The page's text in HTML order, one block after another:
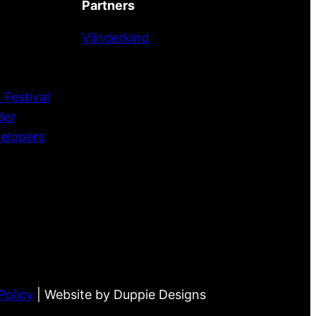
Partners
Vlinderkind
| Website by Duppie Designs